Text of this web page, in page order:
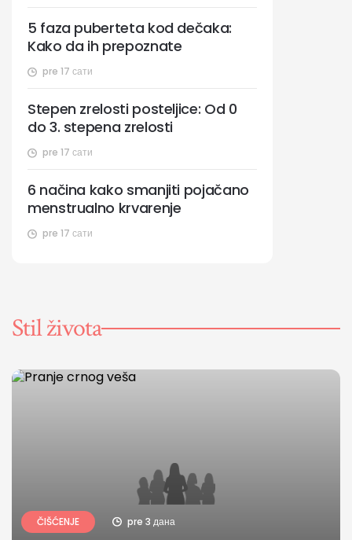
pre 17 сати
5 faza puberteta kod dečaka:
Kako da ih prepoznate
pre 17 сати
Stepen zrelosti posteljice: Od 0
do 3. stepena zrelosti
pre 17 сати
6 načina kako smanjiti pojačano
menstrualno krvarenje
Stil života
ČIŠĆENJE pre 3 дана